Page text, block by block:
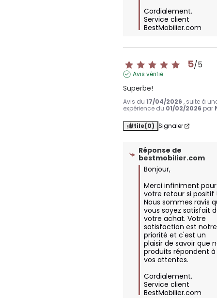
Cordialement.
Service client
BestMobilier.com
5/5
Avis vérifié
Superbe!
Avis du17/04/2026 , suite à
expérience du 01/02/2026 par
Utile(0) Signaler
Réponse de
bestmobilier.com
Bonjour,
Merci infiniment pour
votre retour si positif
Nous sommes ravis
vous soyez satisfait
votre achat. Votre
satisfaction est notre
priorité et c'est un
plaisir de savoir que
produits répondent à
vos attentes.
Cordialement.
Service client
BestMobilier.com